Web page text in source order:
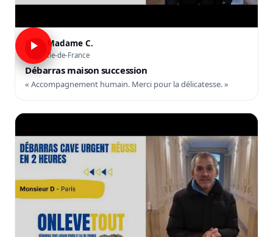
Madame C.
Île-de-France
Débarras maison succession
« Accompagnement humain. Merci pour la délicatesse. »